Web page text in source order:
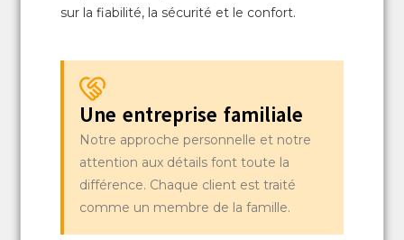
sur la fiabilité, la sécurité et le confort.
Une entreprise familiale
Notre approche personnelle et notre
attention aux détails font toute la
différence. Chaque client est traité
comme un membre de la famille.